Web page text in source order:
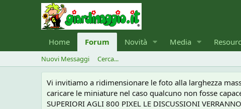
Home Forum Novità Media
Nuovi Messaggi Cerca...
Vi invitiamo a ridimensionare le foto alla larghezza
caricare le miniature nel caso qualcuno non fosse
SUPERIORI AGLI 800 PIXEL LE DISCUSSIONI